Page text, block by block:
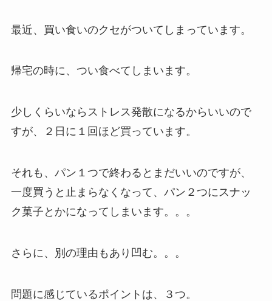
最近、買い食いのクセがついてしまっています。
帰宅の時に、つい食べてしまいます。
少しくらいならストレス発散になるからいいので
すが、２日に１回ほど買っています。
それも、パン１つで終わるとまだいいのですが、
一度買うと止まらなくなって、パン２つにスナッ
ク菓子とかになってしまいます。。。
さらに、別の理由もあり凹む。。。
問題に感じているポイントは、３つ。